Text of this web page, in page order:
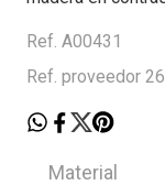
Ref. A00431
Ref. proveedor
Material